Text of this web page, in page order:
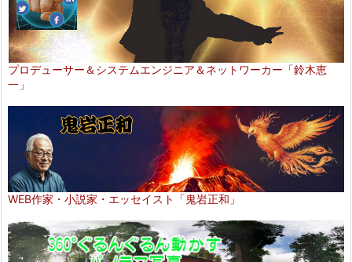
プロデューサー＆システムエンジニア＆ネットワーカー「鈴木恵
一」
WEB作家・小説家・エッセイスト「鬼岩正和」